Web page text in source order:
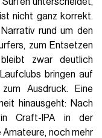
nicht ganz korrekt.
rund um den
zum Entsetzen
zwar deutlich
bringen auf
Ausdruck. Eine
hinausgeht: Nach
Craft-IPA in der
Amateure, noch mehr